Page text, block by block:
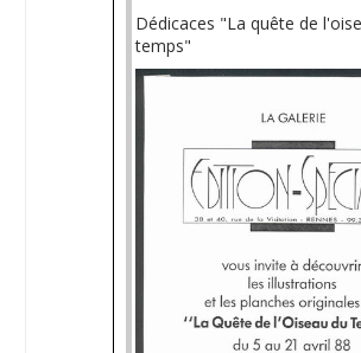
Dédicaces "La quête de
temps"